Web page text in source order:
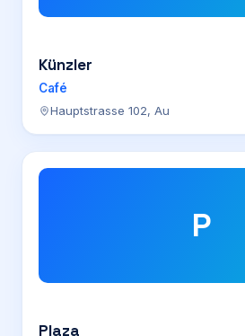
Künzler
Café
Hauptstrasse 102, Au
P
Plaza